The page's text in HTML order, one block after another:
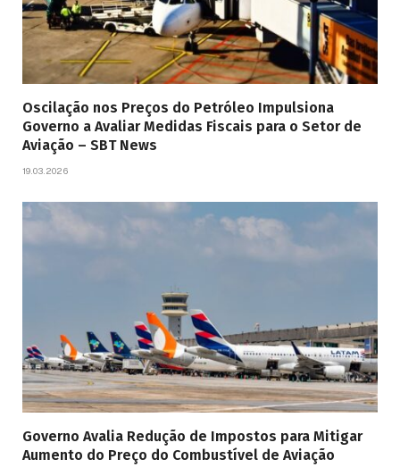
Oscilação nos Preços do Petróleo Impulsiona
Governo a Avaliar Medidas Fiscais para o Setor de
Aviação – SBT News
19.03.2026
Governo Avalia Redução de Impostos para Mitigar
Aumento do Preço do Combustível de Aviação